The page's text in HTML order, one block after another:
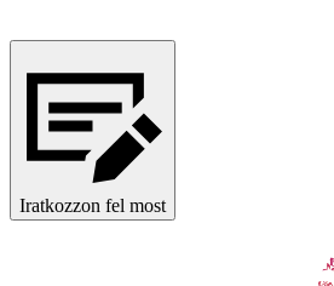
Iratkozzon fel most